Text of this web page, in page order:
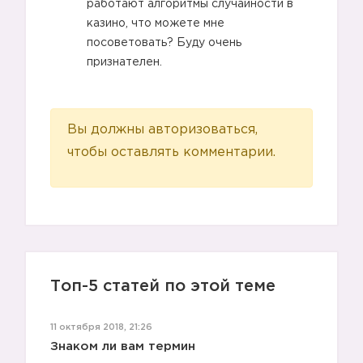
работают алгоритмы случайности в
казино, что можете мне
посоветовать? Буду очень
признателен.
Вы должны авторизоваться,
чтобы оставлять комментарии.
Топ-5 статей по этой теме
11 октября 2018, 21:26
Знаком ли вам термин